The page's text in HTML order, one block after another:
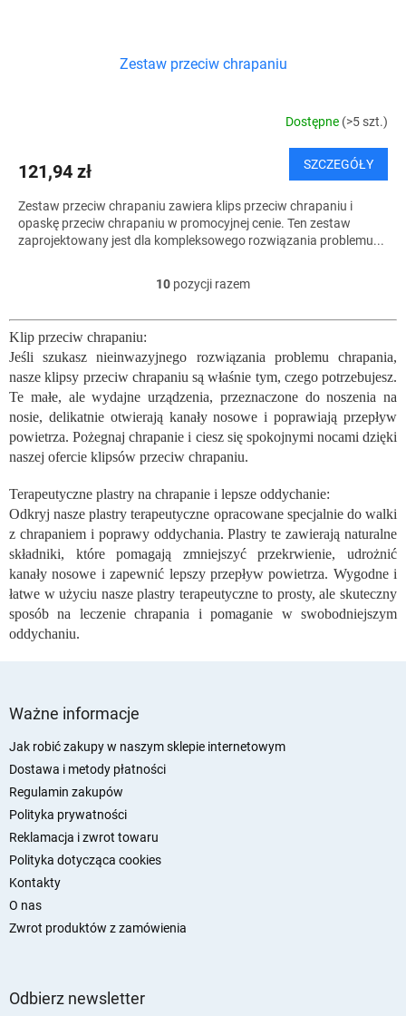
Zestaw przeciw chrapaniu
Dostępne (>5 szt.)
121,94 zł SZCZEGÓŁY
Zestaw przeciw chrapaniu zawiera klips przeciw chrapaniu i
opaskę przeciw chrapaniu w promocyjnej cenie. Ten zestaw
zaprojektowany jest dla kompleksowego rozwiązania problemu...
K
n
r
o
l
k
i
l
i
t
y
10 pozycji razem
Klip przeciw chrapaniu:
Jeśli szukasz nieinwazyjnego rozwiązania problemu chrapania,
nasze klipsy przeciw chrapaniu są właśnie tym, czego potrzebujesz.
Te małe, ale wydajne urządzenia, przeznaczone do noszenia na
nosie, delikatnie otwierają kanały nosowe i poprawiają przepływ
powietrza. Pożegnaj chrapanie i ciesz się spokojnymi nocami dzięki
naszej ofercie klipsów przeciw chrapaniu.
Terapeutyczne plastry na chrapanie i lepsze oddychanie:
Odkryj nasze plastry terapeutyczne opracowane specjalnie do walki
z chrapaniem i poprawy oddychania. Plastry te zawierają naturalne
składniki, które pomagają zmniejszyć przekrwienie, udrożnić
kanały nosowe i zapewnić lepszy przepływ powietrza. Wygodne i
łatwe w użyciu nasze plastry terapeutyczne to prosty, ale skuteczny
sposób na leczenie chrapania i pomaganie w swobodniejszym
oddychaniu.
Ważne informacje
Jak robić zakupy w naszym sklepie internetowym
Dostawa i metody płatności
Regulamin zakupów
Polityka prywatności
Reklamacja i zwrot towaru
Polityka dotycząca cookies
Kontakty
O nas
Zwrot produktów z zamówienia
Odbierz newsletter